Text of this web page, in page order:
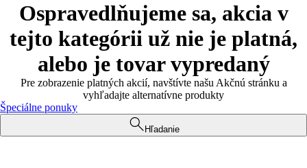
Ospravedlňujeme sa, akcia v
tejto kategórii už nie je platná,
alebo je tovar vypredaný
Pre zobrazenie platných akcií, navštívte našu Akčnú stránku a
vyhľadajte alternatívne produkty
Špeciálne ponuky
Hľadanie